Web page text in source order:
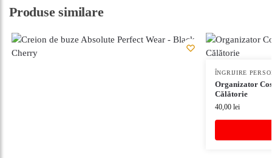
Produse similare
ÎNGRIJIRE
Organizator
Călătorie
40,00 lei